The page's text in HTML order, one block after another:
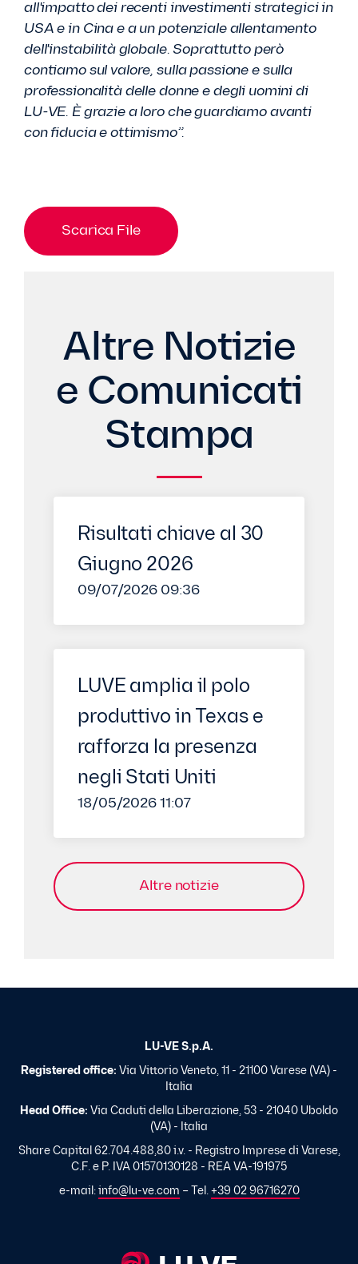
all'impatto dei recenti investimenti strategici in
USA e in Cina e a un potenziale allentamento
dell'instabilità globale. Soprattutto però
contiamo sul valore, sulla passione e sulla
professionalità delle donne e degli uomini di
LU-VE. È grazie a loro che guardiamo avanti
con fiducia e ottimismo”.
Scarica File
Altre Notizie
e Comunicati
Stampa
Risultati chiave al 30
Giugno 2026
09/07/2026 09:36
LUVE amplia il polo
produttivo in Texas e
rafforza la presenza
negli Stati Uniti
18/05/2026 11:07
Altre notizie
LU-VE S.p.A.
Registered office: Via Vittorio Veneto, 11 - 21100 Varese (VA) -
Italia
Head Office: Via Caduti della Liberazione, 53 - 21040 Uboldo
(VA) - Italia
Share Capital 62.704.488,80 i.v. - Registro Imprese di Varese,
C.F. e P. IVA 01570130128 - REA VA-191975
e-mail: info@lu-ve.com – Tel. +39 02 96716270